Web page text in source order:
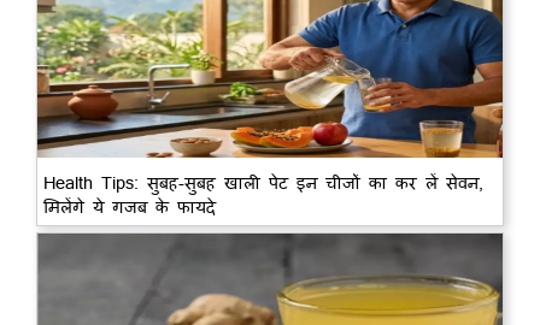
Health Tips: सुबह-सुबह खाली पेट इन चीजों का कर लें सेवन,
मिलेंगे ये गजब के फायदे